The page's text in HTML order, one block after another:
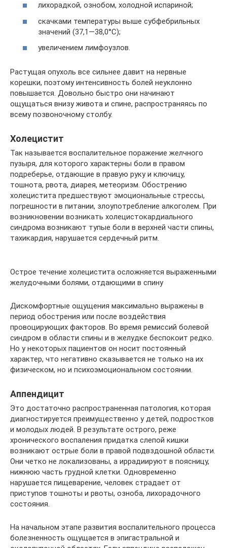
лихорадкой, ознобом, холодной испариной;
скачками температуры выше субфебрильных
значений (37,1—38,0°C);
увеличением лимфоузлов.
Растущая опухоль все сильнее давит на нервные
корешки, поэтому интенсивность болей неуклонно
повышается. Довольно быстро они начинают
ощущаться внизу живота и спине, распространяясь по
всему позвоночному столбу.
Холецистит
Так называется воспалительное поражение желчного
пузыря, для которого характерны боли в правом
подреберье, отдающие в правую руку и ключицу,
тошнота, рвота, диарея, метеоризм. Обострению
холецистита предшествуют эмоциональные стрессы,
погрешности в питании, злоупотребление алкоголем. При
возникновении возникать холецистокардиального
синдрома возникают тупые боли в верхней части спины,
тахикардия, нарушается сердечный ритм.
Острое течение холецистита осложняется выраженными
желудочными болями, отдающими в спину
Дискомфортные ощущения максимально выражены в
период обострения или после воздействия
провоцирующих факторов. Во время ремиссий болевой
синдром в области спины и в желудке беспокоит редко.
Но у некоторых пациентов он носит постоянный
характер, что негативно сказывается не только на их
физическом, но и психоэмоциональном состоянии.
Аппендицит
Это достаточно распространенная патология, которая
диагностируется преимущественно у детей, подростков
и молодых людей. В результате острого, реже
хронического воспаления придатка слепой кишки
возникают острые боли в правой подвздошной области.
Они четко не локализованы, а иррадиируют в поясницу,
нижнюю часть грудной клетки. Одновременно
нарушается пищеварение, человек страдает от
приступов тошноты и рвоты, озноба, лихорадочного
состояния.
На начальном этапе развития воспалительного процесса
болезненность ощущается в эпигастральной и